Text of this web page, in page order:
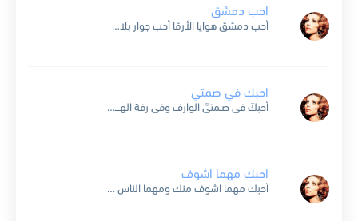
احب دمشق
أحب دمشق هوايا الأرقا أحب جوار بلادي ثرى من صبا و وداد رعته العيون جميلة و قامة كحيلة أحب أحب دمشق دمشق بغوطتك الوادعة حنين إلى الحب لا ينتهي كأنك...
احبك في صمتي
أُحبكَ فى صـمتىَّ الوارف وفى رفةِ الهــــدبِ الخائفِ وبى يا ملوِّن عمرى إليك حَنــينُ الكرومِ إلى الــقاطفِ حنين الشحارير عند الغروب إلى رحلة الموسم الهاتف ذُرى بالندى والبريق تُطل كنهرٍ...
احبك مهما اشوف
أحبك مهما اشوف منك ومهما الناس تقول عنك أحبك … أحبك مهما أشوف ..أِشوف منك تعال جنبي كلمني عرفت الحب وعرفتك غيابك عنّي علمني أكدّب عيني لو شـفتك جفاك لو...